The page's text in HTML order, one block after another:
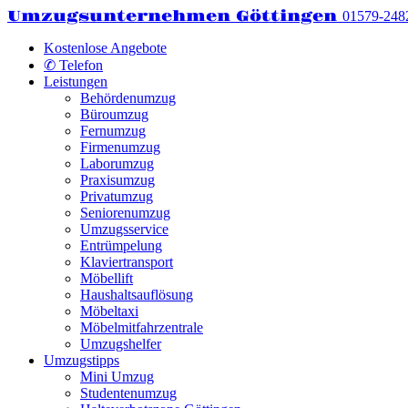
Umzugsunternehmen Göttingen 01579-
Kostenlose Angebote
✆ Telefon
Leistungen
Behördenumzug
Büroumzug
Fernumzug
Firmenumzug
Laborumzug
Praxisumzug
Privatumzug
Seniorenumzug
Umzugsservice
Entrümpelung
Klaviertransport
Möbellift
Haushaltsauflösung
Möbeltaxi
Möbelmitfahrzentrale
Umzugshelfer
Umzugstipps
Mini Umzug
Studentenumzug